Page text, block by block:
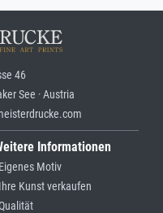
46
See · Austria
Informationen
Eigenes Motiv
Ihre Kunst verkaufen